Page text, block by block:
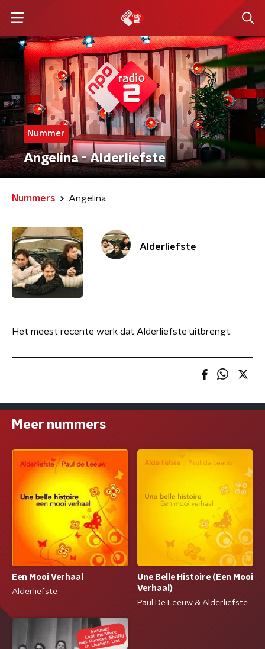
Nummer
Angelina - Alderliefste
Nummers Angelina
Alderliefste
Het meest recente werk dat Alderliefste uitbrengt.
Meer nummers
Een Mooi Verhaal
Alderliefste
Une Belle Histoire (Een Mooi
Verhaal)
Paul De Leeuw & Alderliefste